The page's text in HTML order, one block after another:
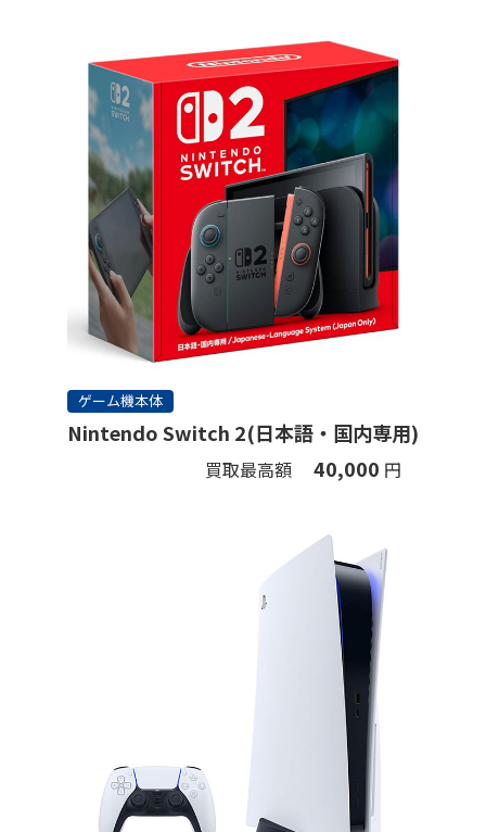
ゲーム機本体
Nintendo Switch 2(日本語・国内専用)
買取最高額 40,000 円